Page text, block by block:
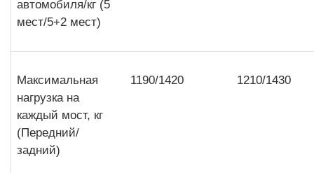
автомобиля/кг (5
мест/5+2 мест)
Максимальная
нагрузка на
каждый мост, кг
(Передний/
задний)
1190/1420 1210/1430